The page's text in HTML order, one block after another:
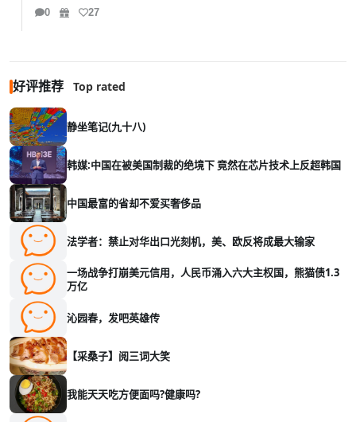
0 27
好评推荐 Top rated
静坐笔记(九十八)
韩媒:中国在被美国制裁的绝境下 竟然在芯片技术上反超韩国
中国最富的省却不爱买奢侈品
法学者：禁止对华出口光刻机，美、欧反将成最大输家
一场战争打崩美元信用，人民币涌入六大主权国，熊猫债1.3
万亿
沁园春，发吧英雄传
【采桑子】阅三词大笑
我能天天吃方便面吗?健康吗?